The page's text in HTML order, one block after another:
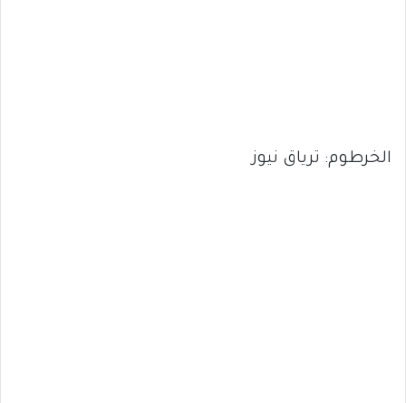
الخرطوم: ترياق نيوز